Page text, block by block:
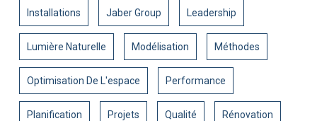
Installations Jaber Group Leadership
Lumière Naturelle Modélisation Méthodes
Optimisation De L'espace Performance
Planification Projets Qualité Rénovation